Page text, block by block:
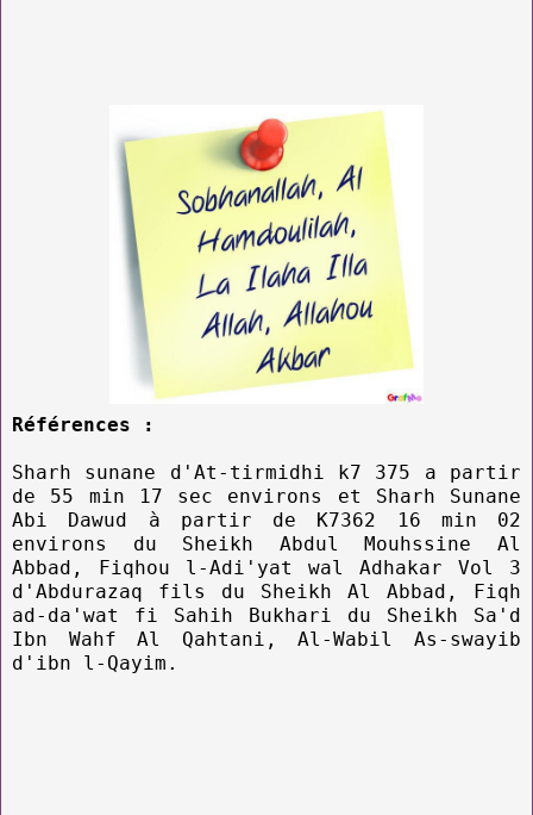
Références :
Sharh sunane d'At-tirmidhi k7 375 a partir
de 55 min 17 sec environs et Sharh Sunane
Abi Dawud à partir de K7362 16 min 02
environs du Sheikh Abdul Mouhssine Al
Abbad, Fiqhou l-Adi'yat wal Adhakar Vol 3
d'Abdurazaq fils du Sheikh Al Abbad, Fiqh
ad-da'wat fi Sahih Bukhari du Sheikh Sa'd
Ibn Wahf Al Qahtani, Al-Wabil As-swayib
d'ibn l-Qayim.